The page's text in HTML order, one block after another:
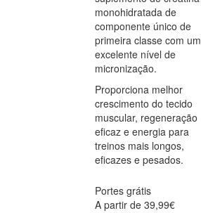
monohidratada de
componente único de
primeira classe com um
excelente nível de
micronização.
Proporciona melhor
crescimento do tecido
muscular, regeneração
eficaz e energia para
treinos mais longos,
eficazes e pesados.
Portes grátis
A partir de 39,99€